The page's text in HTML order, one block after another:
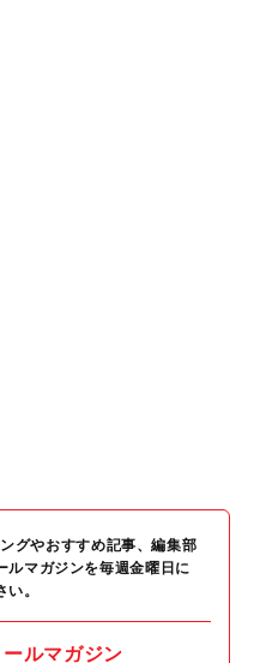
グやおすすめ記事、編集部
ルマガジンを毎週金曜日に
。
ルマガジン